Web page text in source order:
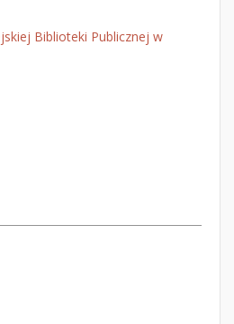
Biblioteki Publicznej w